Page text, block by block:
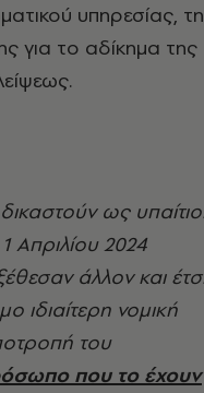
υπηρεσίας,
για το αδίκημα της
ως
Απριλίου 2024
άλλον και
ιδιαίτερη νομική
του
που το έχουν